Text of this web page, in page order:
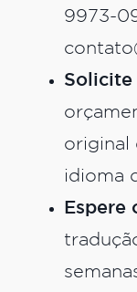
9973-
Solicite
original
idioma
Espere